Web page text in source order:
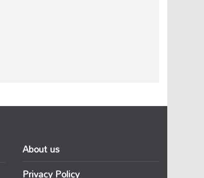
About us
Privacy Policy